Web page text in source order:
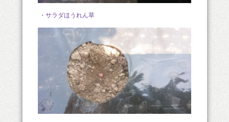
・サラダほうれん草